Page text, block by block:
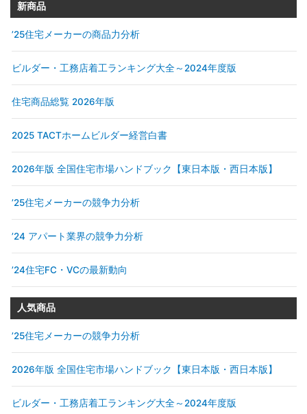
新商品
’25住宅メーカーの商品力分析
ビルダー・工務店着工ランキング大全～2024年度版
住宅商品総覧 2026年版
2025 TACTホームビルダー経営白書
2026年版 全国住宅市場ハンドブック【東日本版・西日本版】
’25住宅メーカーの競争力分析
’24 アパート業界の競争力分析
’24住宅FC・VCの最新動向
人気商品
’25住宅メーカーの競争力分析
2026年版 全国住宅市場ハンドブック【東日本版・西日本版】
ビルダー・工務店着工ランキング大全～2024年度版